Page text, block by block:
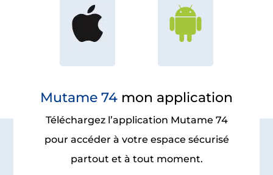
Mutame 74 mon application
Téléchargez l’application Mutame 74
pour accéder à votre espace sécurisé
partout et à tout moment.